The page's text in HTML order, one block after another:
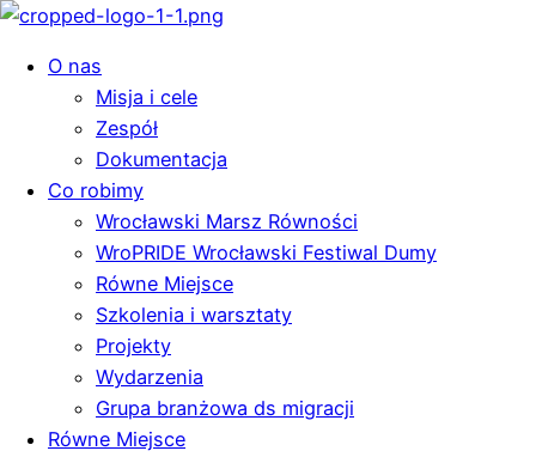
O nas
Misja i cele
Zespół
Dokumentacja
Co robimy
Wrocławski Marsz Równości
WroPRIDE Wrocławski Festiwal Dumy
Równe Miejsce
Szkolenia i warsztaty
Projekty
Wydarzenia
Grupa branżowa ds migracji
Równe Miejsce